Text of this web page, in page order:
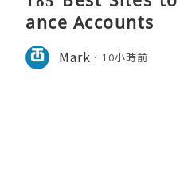
ance Accounts
Mark 10小時前